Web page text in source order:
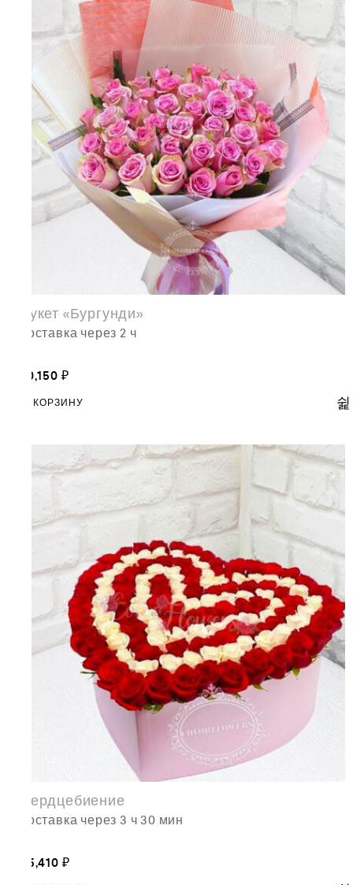
Букет «Бургунди»
доставка через 2 ч
20,150 ₽
В КОРЗИНУ
Сердцебиение
доставка через 3 ч 30 мин
65,410 ₽